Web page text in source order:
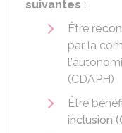
suivantes :
Être
par la
(CDAPH)
Être
inclusion